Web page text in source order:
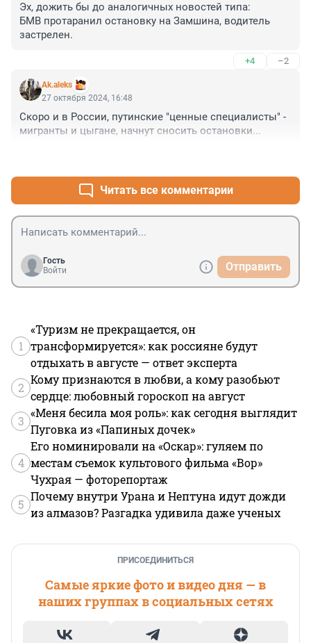
Эх, дожить бы до аналогичных новостей типа:
БМВ протаранил остановку на Замшина, водитель
застрелен.
+4 –2
Ak.aleks
27 октября 2024, 16:48
Скоро и в России, путинские "ценные специалисты" -
мигранты и цыгане, начнут сносить остановки...
Читать все комментарии
Гость
Войти
Отправить
1
«Туризм не прекращается, он
трансформируется»: как россияне будут
отдыхать в августе — ответ эксперта
2
Кому признаются в любви, а кому разобьют
сердце: любовный гороскоп на август
3
«Меня бесила моя роль»: как сегодня выглядит
Пуговка из «Папиных дочек»
4
Его номинировали на «Оскар»: гуляем по
местам съемок культового фильма «Вор»
Чухрая — фоторепортаж
5
Почему внутри Урана и Нептуна идут дожди
из алмазов? Разгадка удивила даже ученых
ПРИСОЕДИНИТЬСЯ
Самые яркие фото и видео дня — в
наших группах в социальных сетях